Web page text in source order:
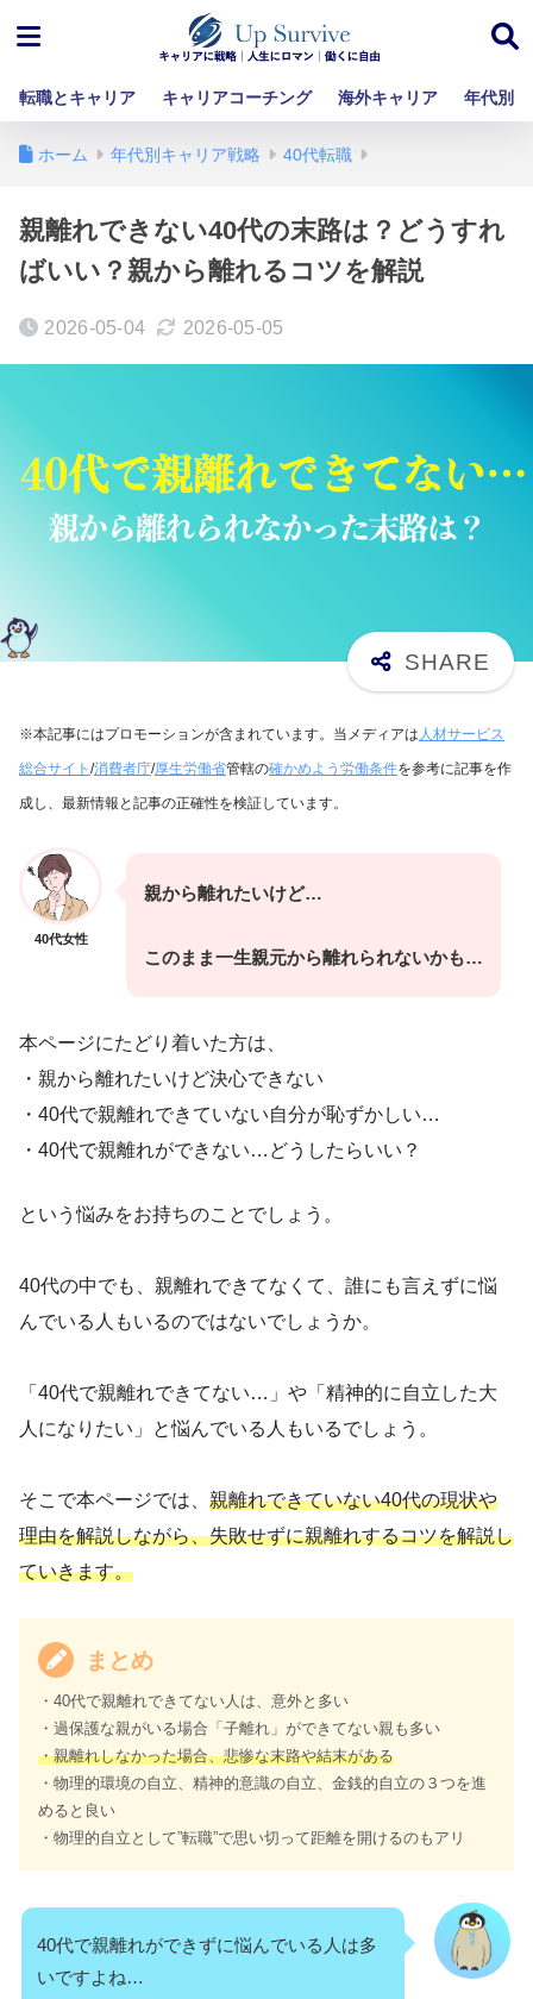
転職とキャリア キャリアコーチング 海外キャリア 年代別
ホーム 年代別キャリア戦略 40代転職
親離れできない40代の末路は？どうすれ
ばいい？親から離れるコツを解説
2026-05-04 2026-05-05
※本記事にはプロモーションが含まれています。当メディアは 人材サービス
総合サイト /消費者庁/厚生労働省管轄の確かめよう労働条件を参考に記事を作
成し、最新情報と記事の正確性を検証しています。
40代女性
親から離れたいけど…
このまま一生親元から離れられないかも…
本ページにたどり着いた方は、
・親から離れたいけど決心できない
・40代で親離れできていない自分が恥ずかしい…
・40代で親離れができない…どうしたらいい？
という悩みをお持ちのことでしょう。
40代の中でも、親離れできてなくて、誰にも言えずに悩
んでいる人もいるのではないでしょうか。
「40代で親離れできてない…」や「精神的に自立した大
人になりたい」と悩んでいる人もいるでしょう。
そこで本ページでは、 親離れできていない40代の現状や
理由を解説しながら、失敗せずに親離れするコツを解説し
ていきます。
まとめ
・40代で親離れできてない人は、意外と多い
・過保護な親がいる場合「子離れ」ができてない親も多い
・親離れしなかった場合、悲惨な末路や結末がある
・物理的環境の自立、精神的意識の自立、金銭的自立の３つを進
めると良い
・物理的自立として”転職”で思い切って距離を開けるのもアリ
40代で親離れができずに悩んでいる人は多
いですよね…